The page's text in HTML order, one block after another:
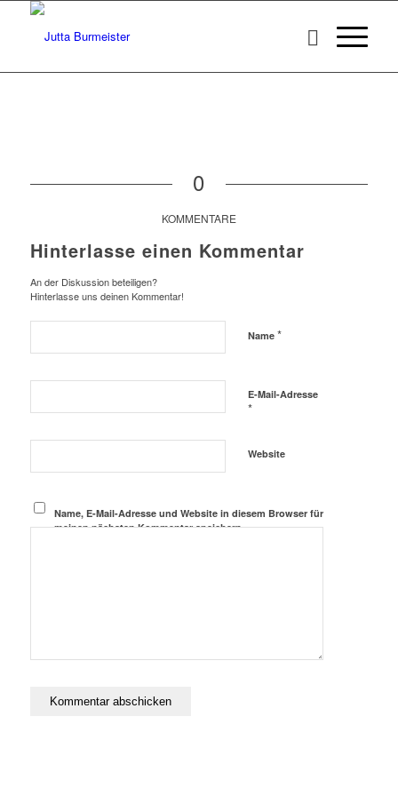
0
KOMMENTARE
Hinterlasse einen Kommentar
An der Diskussion beteiligen?
Hinterlasse uns deinen Kommentar!
Name *
E-Mail-Adresse
*
Website
Name, E-Mail-Adresse und Website in diesem Browser für
meinen nächsten Kommentar speichern.